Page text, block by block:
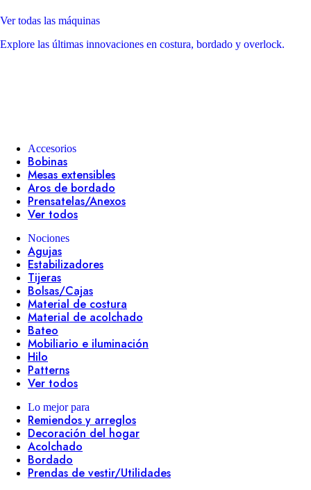
Ver todas las máquinas
Explore las últimas innovaciones en costura, bordado y overlock.
Accesorios
Bobinas
Mesas extensibles
Aros de bordado
Prensatelas/Anexos
Ver todos
Nociones
Agujas
Estabilizadores
Tijeras
Bolsas/Cajas
Material de costura
Material de acolchado
Bateo
Mobiliario e iluminación
Hilo
Patterns
Ver todos
Lo mejor para
Remiendos y arreglos
Decoración del hogar
Acolchado
Bordado
Prendas de vestir/Utilidades